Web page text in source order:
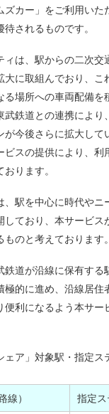
ズカー」をご利用いた
されるものです。
は、駅からの二次交
大に取組んでおり、こ
る場所への車両配備を
武鉄道との連携により
が今後さらに拡大して
ビスの提供により、利
ります。
駅を中心に時代やニ
しており、本サービス
のと考えております。
道が沿線に保有する
極的に進め、沿線居住
便利になるよう本サー
ェア」対象駅・指定ス
線） 指定ス